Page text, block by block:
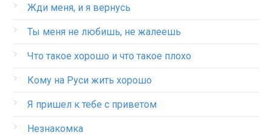
Жди меня, и я вернусь
Ты меня не любишь, не жалеешь
Что такое хорошо и что такое плохо
Кому на Руси жить хорошо
Я пришел к тебе с приветом
Незнакомка